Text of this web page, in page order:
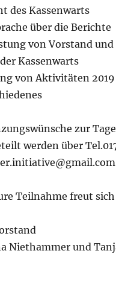
des Kassenwarts
über die Berichte
von Vorstand und
Kassenwarts
von Aktivitäten 2019
zur
werden über
Teilnahme freut sich
Niethammer und